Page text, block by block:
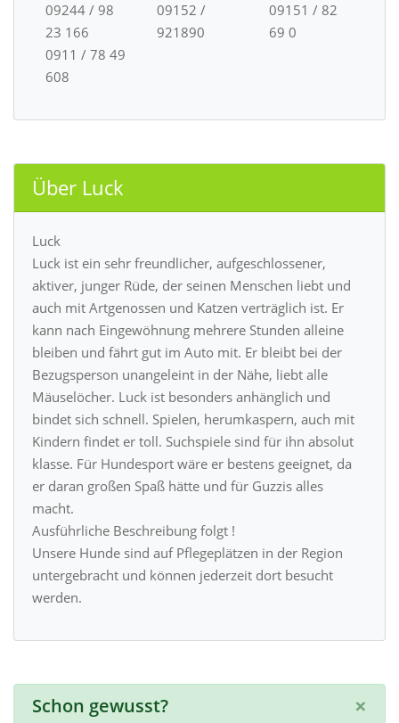
09244 / 98
23 166
0911 / 78 49
608
09152 /
921890
09151 / 82
69 0
Über Luck
Luck
Luck ist ein sehr freundlicher, aufgeschlossener,
aktiver, junger Rüde, der seinen Menschen liebt und
auch mit Artgenossen und Katzen verträglich ist. Er
kann nach Eingewöhnung mehrere Stunden alleine
bleiben und fährt gut im Auto mit. Er bleibt bei der
Bezugsperson unangeleint in der Nähe, liebt alle
Mäuselöcher. Luck ist besonders anhänglich und
bindet sich schnell. Spielen, herumkaspern, auch mit
Kindern findet er toll. Suchspiele sind für ihn absolut
klasse. Für Hundesport wäre er bestens geeignet, da
er daran großen Spaß hätte und für Guzzis alles
macht.
Ausführliche Beschreibung folgt !
Unsere Hunde sind auf Pflegeplätzen in der Region
untergebracht und können jederzeit dort besucht
werden.
×
Schon gewusst?